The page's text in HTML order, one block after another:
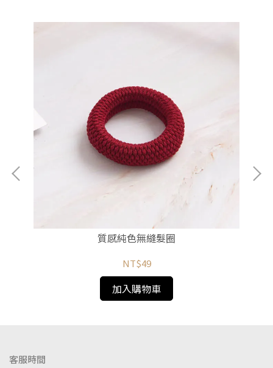
質感純色無縫髮圈
NT$49
加入購物車
客服時間